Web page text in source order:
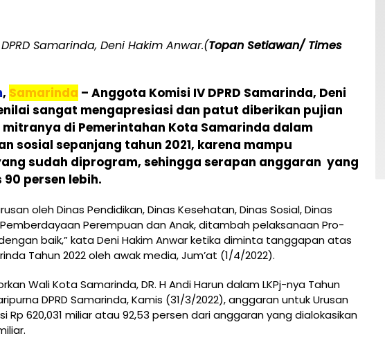
Samarinda, Deni Hakim Anwar.(Topan Setiawan/ Times
, Samarinda – Anggota Komisi IV DPRD Samarinda, Deni
sangat mengapresiasi dan patut diberikan pujian
di Pemerintahan Kota Samarinda dalam
sosial sepanjang tahun 2021, karena mampu
sudah diprogram, sehingga serapan anggaran yang
persen lebih.
oleh Dinas Pendidikan, Dinas Kesehatan, Dinas Sosial, Dinas
Perempuan dan Anak, ditambah pelaksanaan Pro-
baik,” kata Deni Hakim Anwar ketika diminta tanggapan atas
Tahun 2022 oleh awak media, Jum’at (1/4/2022).
Wali Kota Samarinda, DR. H Andi Harun dalam LKPj-nya Tahun
DPRD Samarinda, Kamis (31/3/2022), anggaran untuk Urusan
Rp 620,031 miliar atau 92,53 persen dari anggaran yang dialokasikan